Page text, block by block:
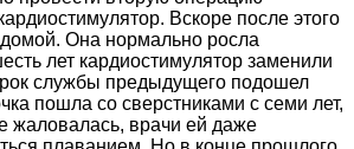
Вскоре после этого
Она нормально росла
лет кардиостимулятор заменили
службы предыдущего подошел
пошла со сверстниками с семи лет,
жаловалась, врачи ей даже